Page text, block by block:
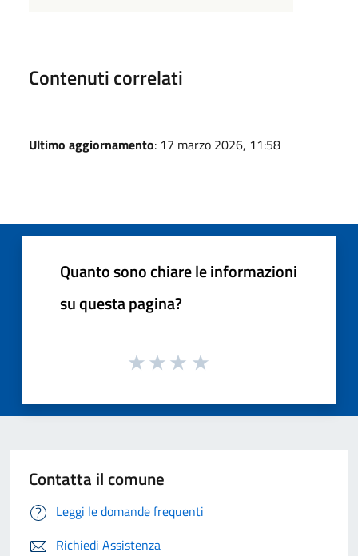
Contenuti correlati
Ultimo aggiornamento: 17 marzo 2026, 11:58
Quanto sono chiare le informazioni
su questa pagina?
Contatta il comune
Leggi le domande frequenti
Richiedi Assistenza